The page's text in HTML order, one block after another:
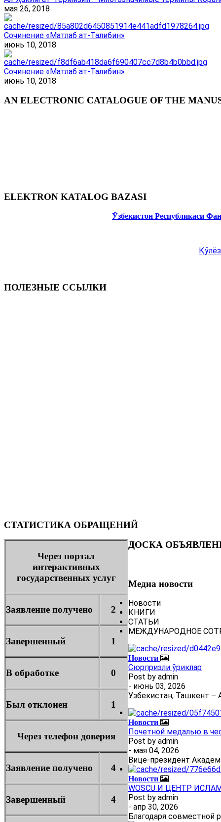
мая 26, 2018
Сочинение «Матлаб ат-Талибин»
июнь 10, 2018
Сочинение «Матлаб ат-Талибин»
июнь 10, 2018
AN ELECTRONIC CATALOGUE OF THE
ELEKTRON KATALOG BAZASI
Ўзбекистон Республикаси
ПОЛЕЗНЫЕ ССЫЛКИ
СТАТИСТИКА ОБРАЩЕНИЙ
Через портал
интерактивных
государственных услуг
Заявление получено 2
Завершенный 1
В обработке 0
Был отклонен 1
Через телефон доверия
Заявление получено 4
Завершенный 4
ДОСКА
Медиа новости
Новости
КНИГИ
СТАТЬИ
МЕЖДУНАРОДНОЕ
Новости
Сюрпризли ўриклар
Post by admin
- июнь 03, 2026
Узбекистан, Ташкент –
Новости
Почетной медалью в
Post by admin
- мая 04, 2026
Вице-президент
Новости
WOSCU И ЦЕНТР
Post by admin
- апр 30, 2026
Благодаря совместной